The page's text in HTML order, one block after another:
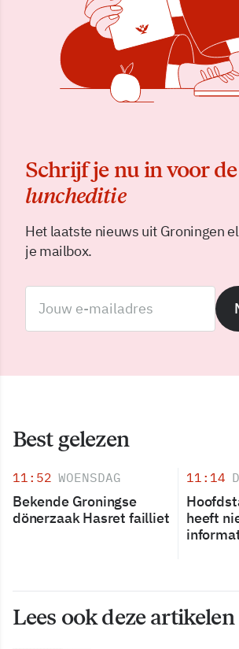
Schrijf je nu in voor de
luncheditie
Het laatste nieuws uit Groningen
je mailbox.
Best gelezen
11:52 WOENSDAG
Bekende Groningse
dönerzaak Hasret failliet
11:14
heeft
Lees ook deze artikelen